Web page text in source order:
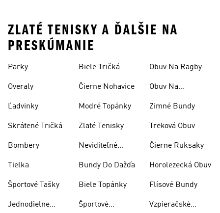
ZLATÉ TENISKY A ĎALŠIE NA
PRESKÚMANIE
Parky
Overaly
Ľadvinky
Skrátené Tričká
Bombery
Tielka
Športové Tašky
Jednodielne
Biele Tričká
Čierne Nohavice
Modré Topánky
Zlaté Tenisky
Neviditeľné
Bundy Do Dažďa
Biele Topánky
Športové
Obuv Na Ragby
Obuv Na
Zimné Bundy
Treková Obuv
Čierne Ruksaky
Horolezecká Obuv
Flísové Bundy
Vzpieračské